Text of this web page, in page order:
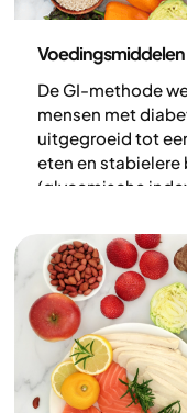
Voedingsmiddelen
De GI-methode
mensen met
uitgegroeid tot
eten en stabielere
(glycemische
bloedbaan
hoe langzamer
leggen we uit wat
GI zijn en delen
bereiden met een